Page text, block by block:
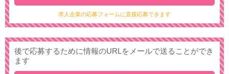
求人企業の応募フォームに直接応募できます
後で応募するために情報のURLをメールで送ることができ
ます